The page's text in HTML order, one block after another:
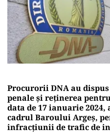
Procurorii DNA au
penale și reținerea
data de 17 ianuarie
cadrul Baroului Argeș,
infracțiunii de trafic de